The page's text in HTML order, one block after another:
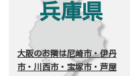
兵庫県
大阪のお隣は尼崎市・伊丹
市・川西市・宝塚市・芦屋